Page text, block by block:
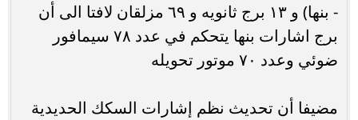
- بنها) و ١٣ برج ثانويه و ٦٩ مزلقان لافتا الى أن
برج اشارات بنها يتحكم في عدد ٧٨ سيمافور
ضوئي وعدد ٧٠ موتور تحويله
مضيفا أن تحديث نظم إشارات السكك الحديدية